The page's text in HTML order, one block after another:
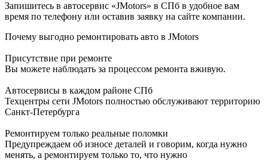
Запишитесь в автосервис «JMotors» в СПб в удобное вам
время по телефону или оставив заявку на сайте компании.
Почему выгодно ремонтировать авто в JMotors
Присутствие при ремонте
Вы можете наблюдать за процессом ремонта вживую.
Автосервисы в каждом районе СПб
Техцентры сети JMotors полностью обслуживают территорию
Санкт-Петербурга
Ремонтируем только реальные поломки
Предупреждаем об износе деталей и говорим, когда нужно
менять, а ремонтируем только то, что нужно